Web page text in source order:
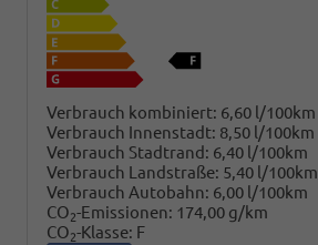
Verbrauch kombiniert: 6,60 l/100km
Verbrauch Innenstadt: 8,50 l/100km
Verbrauch Stadtrand: 6,40 l/100km
Verbrauch Landstraße: 5,40 l/100km
Verbrauch Autobahn: 6,00 l/100km
CO2-Emissionen: 174,00 g/km
CO2-Klasse: F